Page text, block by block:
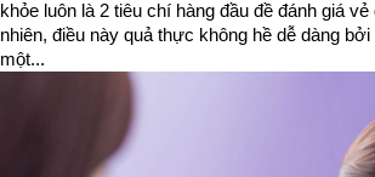
khỏe luôn là 2 tiêu chí hàng đầu đề đánh giá
nhiên, điều này quả thực không hề dễ dàng
một...